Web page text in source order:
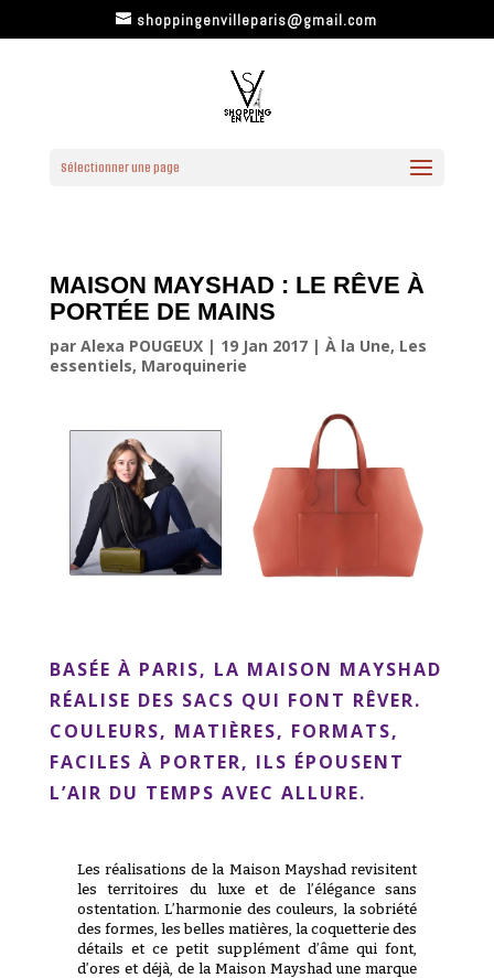
shoppingenvilleparis@gmail.com
Sélectionner une page
MAISON MAYSHAD : LE RÊVE À
PORTÉE DE MAINS
par Alexa POUGEUX| 19 Jan 2017| À la Une, Les
essentiels, Maroquinerie
BASÉE À PARIS, LA MAISON MAYSHAD
RÉALISE DES SACS QUI FONT RÊVER.
COULEURS, MATIÈRES, FORMATS,
FACILES À PORTER, ILS ÉPOUSENT
L’AIR DU TEMPS AVEC ALLURE.
Les réalisations de la Maison Mayshad revisitent
les territoires du luxe et de l’élégance sans
ostentation. L’harmonie des couleurs, la sobriété
des formes, les belles matières, la coquetterie des
détails et ce petit supplément d’âme qui font,
d’ores et déjà, de la Maison Mayshad une marque